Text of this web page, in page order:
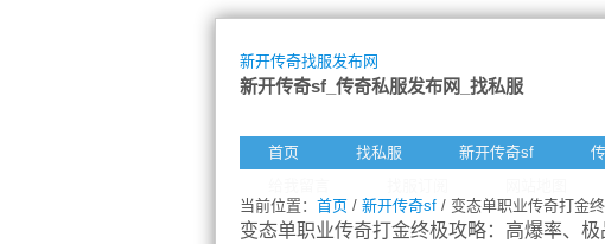
新开传奇找服发布网
新开传奇sf_传奇私服发布网_找私服
首页 找私服 新开传奇sf
当前位置： 首页 / 新开传奇sf / 变态单职业传奇打金
变态单职业传奇打金终极攻略：高爆率、